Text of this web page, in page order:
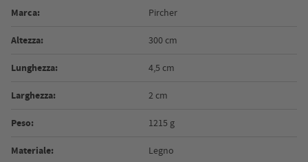
Marca: Pircher
Altezza: 300 cm
Lunghezza: 4,5 cm
Larghezza: 2 cm
Peso: 1215 g
Materiale: Legno